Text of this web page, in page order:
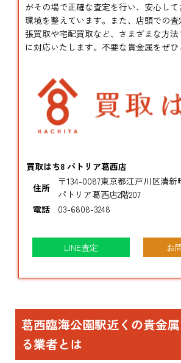
がその場で正確な査定を行い、安心し
環境を整えています。また、店頭での
張買取や宅配買取など、さまざまな方
に対応いたします。不要な貴金属をぜひ
買取はち8 パトリア葛西店
住所
〒134-0087東京都江戸川区清
パトリア葛西店2階207
電話
03-6808-3248
LINE査定 お
葛西臨海公園駅近くの貴金
る業者とは